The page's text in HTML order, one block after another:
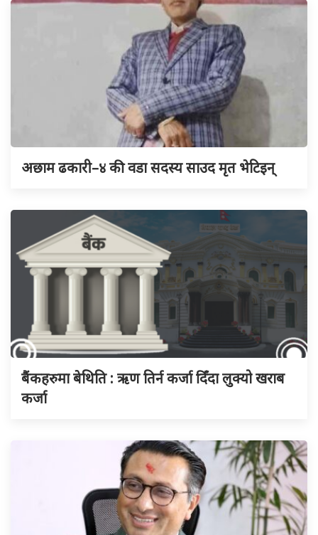
अछाम ढकारी–४ की वडा सदस्य साउद मृत भेटिइन्
बैंकहरुमा बेथिति : ऋण तिर्न कर्जा दिँदा लुक्यो खराब
कर्जा